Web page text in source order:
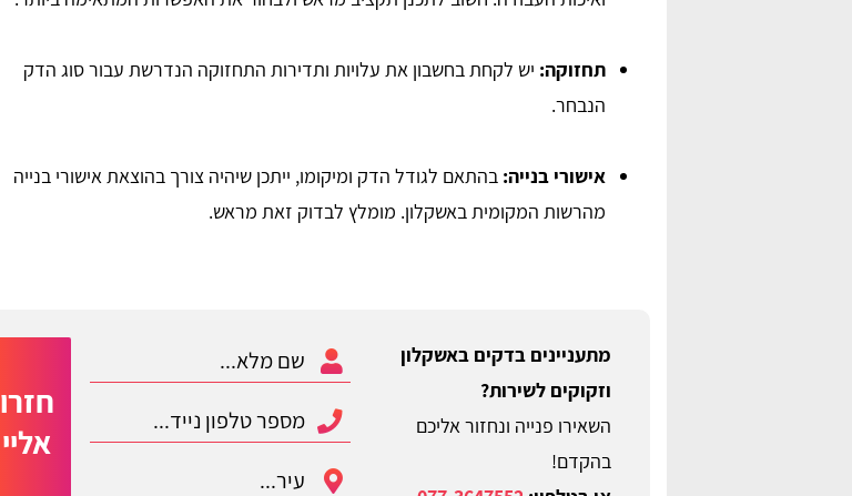
תחזוקה: יש לקחת בחשבון את עלויות ותדירות התחזוקה הנדרשת עבור סוג הדק
הנבחר.
אישורי בנייה: בהתאם לגודל הדק ומיקומו, ייתכן שיהיה צורך בהוצאת אישורי בנייה
מהרשות המקומית באשקלון. מומלץ לבדוק זאת מראש.
מתעניינים בדקים באשקלון
וזקוקים לשירות?
השאירו פנייה ונחזור אליכם
בהקדם!
חזרו
אליי